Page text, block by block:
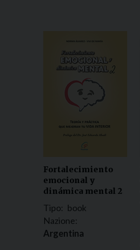
Fortalecimiento
emocional y
dinámica mental 2
Tipo: book
Nazione:
Argentina